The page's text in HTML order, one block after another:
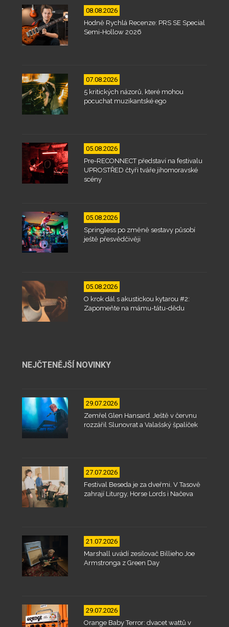
08.08.2026
Hodně Rychlá Recenze: PRS SE Special
Semi-Hollow 2026
07.08.2026
5 kritických názorů, které mohou
pocuchat muzikantské ego
05.08.2026
Pre-RECONNECT představí na festivalu
UPROSTŘED čtyři tváře jihomoravské
scény
05.08.2026
Springless po změně sestavy působí
ještě přesvědčivěji
05.08.2026
O krok dál s akustickou kytarou #2:
Zapomeňte na mámu-tátu-dědu
NEJČTENĚJŠÍ NOVINKY
29.07.2026
Zemřel Glen Hansard. Ještě v červnu
rozzářil Slunovrat a Valašský špalíček
27.07.2026
Festival Beseda je za dveřmi. V Tasově
zahrají Liturgy, Horse Lords i Načeva
21.07.2026
Marshall uvádí zesilovač Billieho Joe
Armstronga z Green Day
29.07.2026
Orange Baby Terror: dvacet wattů v